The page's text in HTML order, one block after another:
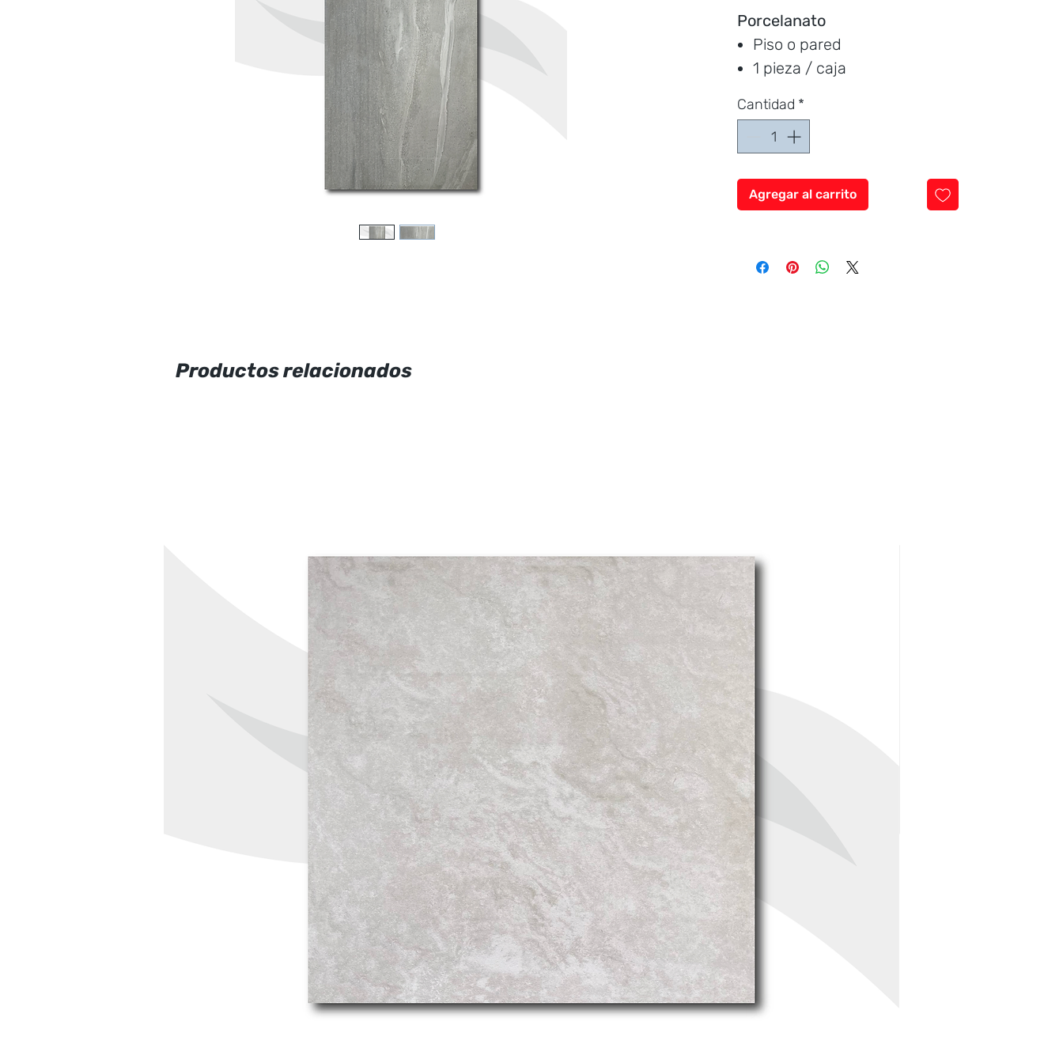
Porcelanato
Piso o pared
1 pieza / caja
Cubre:1.28 metros / caja
Característica:
Marca:CERAMICCENTER
Cantidad *
Agregar al carrito
Productos relacionados